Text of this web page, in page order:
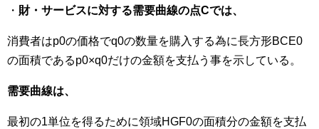
・ 財・サービスに対する需要曲線の点Cでは、
消費者はp0の価格でq0の数量を購入する為に長方形BCE0
の面積であるp0×q0だけの金額を支払う事を示している。
需要曲線は、
最初の1単位を得るために領域HGF0の面積分の金額を支払